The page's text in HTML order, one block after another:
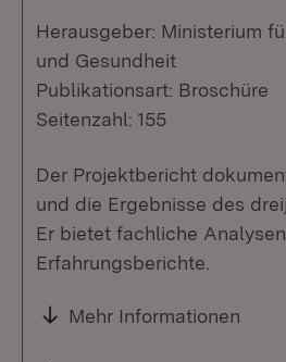
Herausgeber: Ministerium
und Gesundheit
Publikationsart: Broschüre
Seitenzahl: 155
Der Projektbericht
und die Ergebnisse des
Er bietet fachliche
Erfahrungsberichte.
Mehr Informationen